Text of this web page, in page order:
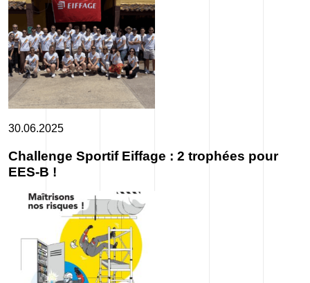
30.06.2025
Challenge Sportif Eiffage : 2 trophées pour
EES-B !